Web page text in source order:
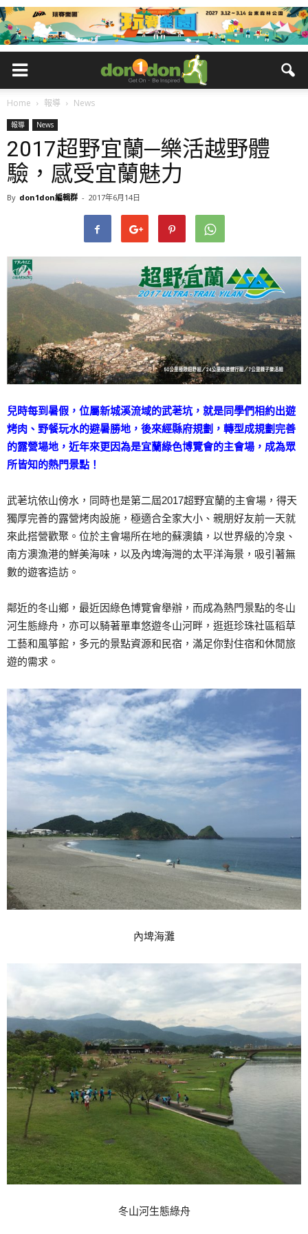
Home 報導 News
報導 News
2017超野宜蘭─樂活越野體
驗，感受宜蘭魅力
By don1don編輯群 - 2017年6月14日
兒時每到暑假，位屬新城溪流域的武荖坑，就是同學們相約出遊
烤肉、野餐玩水的避暑勝地，後來經縣府規劃，轉型成規劃完善
的露營場地，近年來更因為是宜蘭綠色博覽會的主會場，成為眾
所皆知的熱門景點！
武荖坑依山傍水，同時也是第二屆2017超野宜蘭的主會場，得天
獨厚完善的露營烤肉設施，極適合全家大小、親朋好友前一天就
來此搭營歡聚。位於主會場所在地的蘇澳鎮，以世界級的冷泉、
南方澳漁港的鮮美海味，以及內埤海灣的太平洋海景，吸引著無
數的遊客造訪。
鄰近的冬山鄉，最近因綠色博覽會舉辦，而成為熱門景點的冬山
河生態綠舟，亦可以騎著單車悠遊冬山河畔，逛逛珍珠社區稻草
工藝和風箏館，多元的景點資源和民宿，滿足你對住宿和休閒旅
遊的需求。
內埤海灘
冬山河生態綠舟